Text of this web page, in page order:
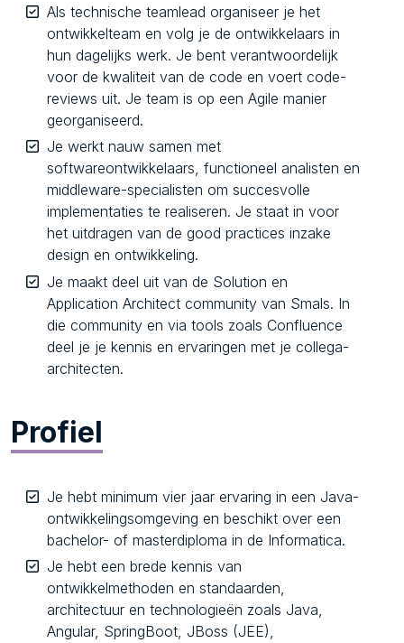
Als technische teamlead organiseer je het
ontwikkelteam en volg je de ontwikkelaars in
hun dagelijks werk. Je bent verantwoordelijk
voor de kwaliteit van de code en voert code-
reviews uit. Je team is op een Agile manier
georganiseerd.
Je werkt nauw samen met
softwareontwikkelaars, functioneel analisten en
middleware-specialisten om succesvolle
implementaties te realiseren. Je staat in voor
het uitdragen van de good practices inzake
design en ontwikkeling.
Je maakt deel uit van de Solution en
Application Architect community van Smals. In
die community en via tools zoals Confluence
deel je je kennis en ervaringen met je collega-
architecten.
Profiel
Je hebt minimum vier jaar ervaring in een Java-
ontwikkelingsomgeving en beschikt over een
bachelor- of masterdiploma in de Informatica.
Je hebt een brede kennis van
ontwikkelmethoden en standaarden,
architectuur en technologieën zoals Java,
Angular, SpringBoot, JBoss (JEE),